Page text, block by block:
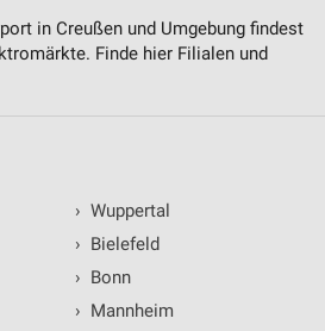
in Creußen und Umgebung findest
Finde hier Filialen und
› Wuppertal
› Bielefeld
› Bonn
› Mannheim